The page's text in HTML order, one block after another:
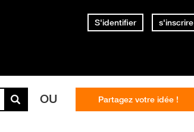
S'identifier s'inscrire
OU Partagez votre idée !